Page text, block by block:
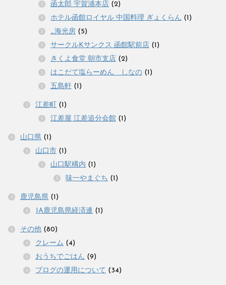
函太郎 宇賀浦本店 (2)
ホテル函館ロイヤル 中国料理 ぎょくらん (1)
_海光房 (5)
サークルKサンクス 函館駅前店 (1)
きくよ食堂 朝市支店 (2)
はこだて塩らーめん しなの (1)
五島軒 (1)
江差町 (1)
江差屋 江差追分会館 (1)
山口県 (1)
山口市 (1)
山口駅構内 (1)
味一やまぐち (1)
鹿児島県 (1)
JA鹿児島県経済連 (1)
その他 (80)
クレーム (4)
おうちでごはん (9)
ブログの運用について (34)